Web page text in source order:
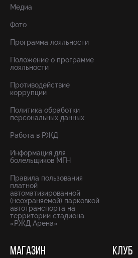
Медиа
Фото
Программа лояльности
Положение о программе
лояльности
Противодействие
коррупции
Политика обработки
персональных данных
Работа в РЖД
Информация для
болельщиков МГН
Правила пользования
платной
автоматизированной
(неохраняемой) парковкой
автотранспорта на
территории стадиона
«РЖД Арена»
МАГАЗИН КЛУБ